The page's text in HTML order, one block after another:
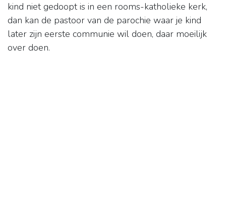
kind niet gedoopt is in een rooms-katholieke kerk,
dan kan de pastoor van de parochie waar je kind
later zijn eerste communie wil doen, daar moeilijk
over doen.